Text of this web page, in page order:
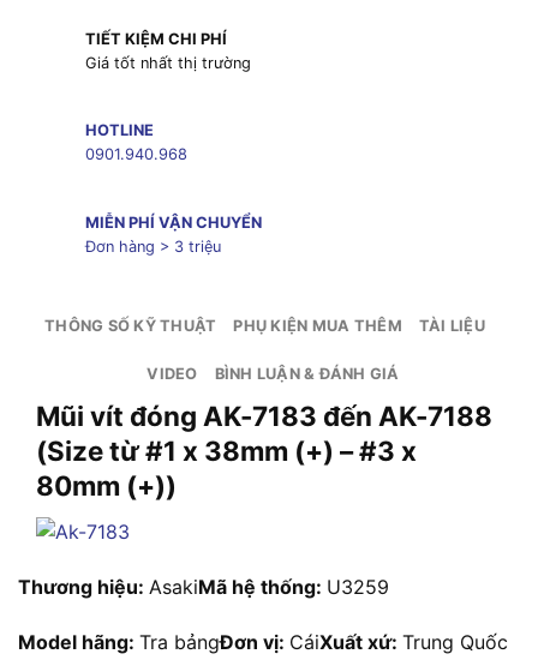
TIẾT KIỆM CHI PHÍ
Giá tốt nhất thị trường
HOTLINE
0901.940.968
MIỄN PHÍ VẬN CHUYỂN
Đơn hàng > 3 triệu
THÔNG SỐ KỸ THUẬT PHỤ KIỆN MUA THÊM TÀI LIỆU
VIDEO BÌNH LUẬN & ĐÁNH GIÁ
Mũi vít đóng AK-7183 đến AK-7188
(Size từ #1 x 38mm (+) – #3 x
80mm (+))
Thương hiệu: AsakiMã hệ thống: U3259
Model hãng: Tra bảngĐơn vị: CáiXuất xứ: Trung Quốc